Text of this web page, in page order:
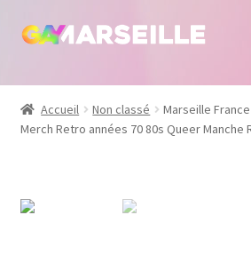
Aller
navigation
Aller
Boutique
Bijoux
Accueil Non classé
Marseille
Merch Retro années 70 80s Queer Manche